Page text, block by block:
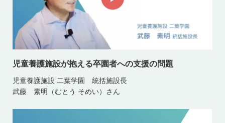
児童養護施設が抱える卒園者への支援の問題
児童養護施設 二葉学園 統括施設長
武藤 素明（むとう そめい）さん